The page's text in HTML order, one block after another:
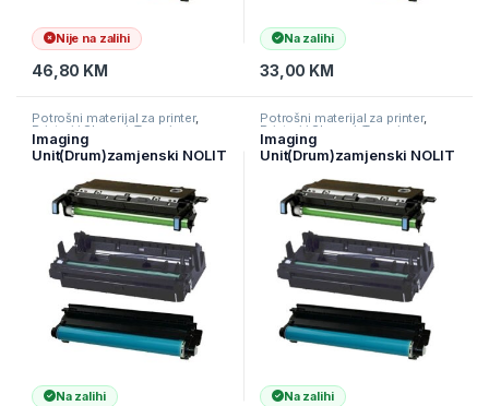
Nije na zalihi
46,80 KM
Na zalihi
33,00 KM
Potrošni materijal za printer,
Printeri i Skeneri ,Toneri
Imaging
Unit(Drum)zamjenski NOLIT
,EKOCF232A
Na zalihi
Potrošni materijal za printer,
Printeri i Skeneri ,Toneri
Imaging
Unit(Drum)zamjenski NOLIT
(120A)
Na zalihi